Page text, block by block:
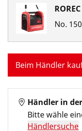
No.
Beim Händler
Händler in
Bitte wähle
Händlersuche